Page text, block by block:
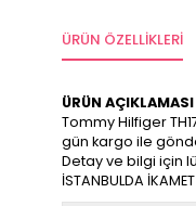
ÜRÜN ÖZELLIKLERI
ÜRÜN AÇIKLAMASI
Tommy Hilfiger
gün kargo ile
Detay ve bilgi için
İSTANBULDA